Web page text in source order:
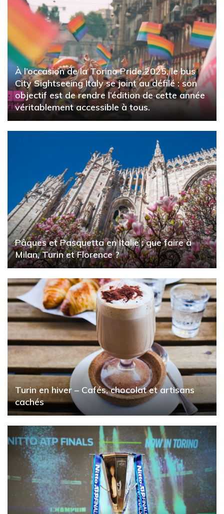
À l’occasion de la Torino Pride 2025, le bus
City Sightseeing Italy se joint au défilé : son
objectif est de rendre l’édition de cette année
véritablement accessible à tous.
Pâques et Pasquetta en Italie : que faire à
Milan, Turin et Florence ?
Turin en hiver – Cafés, chocolat et artisans
cachés